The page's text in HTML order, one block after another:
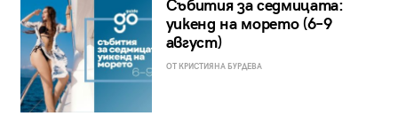
Събития за седмицата:
уикенд на морето (6–9
август)
ОТ КРИСТИЯНА БУРДЕВА